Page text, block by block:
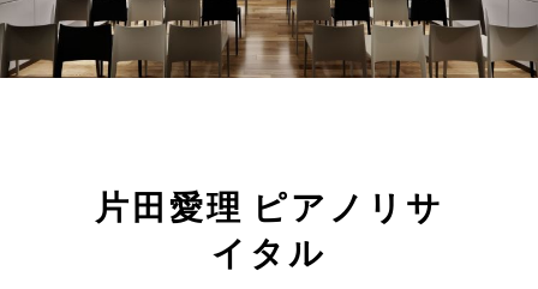
片田愛理 ピアノリサ
イタル